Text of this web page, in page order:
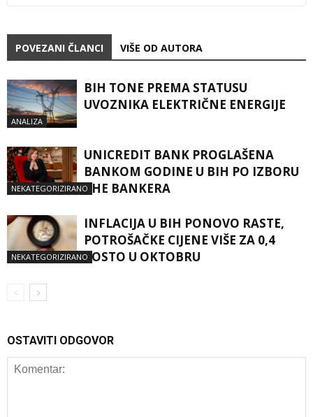
POVEZANI ČLANCI VIŠE OD AUTORA
ANALIZA
BIH TONE PREMA STATUSU
UVOZNIKA ELEKTRIČNE ENERGIJE
NEKATEGORIZIRANO
UNICREDIT BANK PROGLAŠENA
BANKOM GODINE U BIH PO IZBORU
THE BANKERA
NEKATEGORIZIRANO
INFLACIJA U BIH PONOVO RASTE,
POTROŠAČKE CIJENE VIŠE ZA 0,4
POSTO U OKTOBRU
OSTAVITI ODGOVOR